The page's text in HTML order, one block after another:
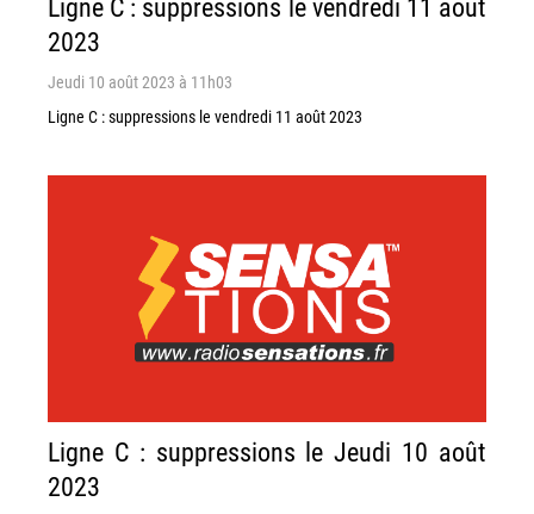
2023
Jeudi 10 août 2023 à 11h03
Ligne C : suppressions le vendredi 11 août 2023
Ligne C : suppressions le Jeudi 10 août
2023